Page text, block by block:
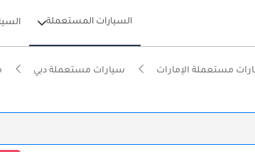
السيارات المستعملة
مستعملة الإمارات سيارات مستعملة دبي